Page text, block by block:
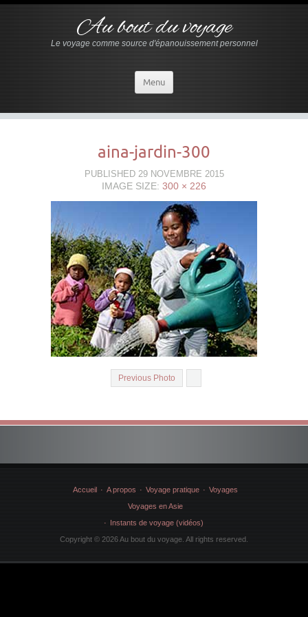
Au bout du voyage
Le voyage comme source d'épanouissement personnel
Menu
aina-jardin-300
PUBLISHED 29 NOVEMBRE 2015
IMAGE SIZE: 300 × 226
Previous Photo
Accueil A propos Voyage pratique
Voyages
Voyages en Asie
Instants de voyage (vidéos)
Copyright © 2026 Au bout du voyage. All rights reserved.